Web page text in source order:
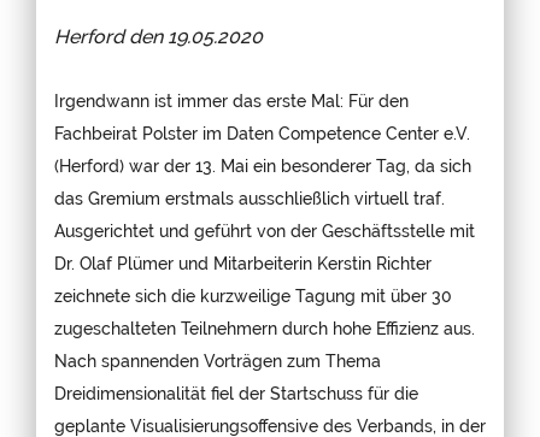
Herford den 19.05.2020
Irgendwann ist immer das erste Mal: Für den
Fachbeirat Polster im Daten Competence Center e.V.
(Herford) war der 13. Mai ein besonderer Tag, da sich
das Gremium erstmals ausschließlich virtuell traf.
Ausgerichtet und geführt von der Geschäftsstelle mit
Dr. Olaf Plümer und Mitarbeiterin Kerstin Richter
zeichnete sich die kurzweilige Tagung mit über 30
zugeschalteten Teilnehmern durch hohe Effizienz aus.
Nach spannenden Vorträgen zum Thema
Dreidimensionalität fiel der Startschuss für die
geplante Visualisierungsoffensive des Verbands, in der